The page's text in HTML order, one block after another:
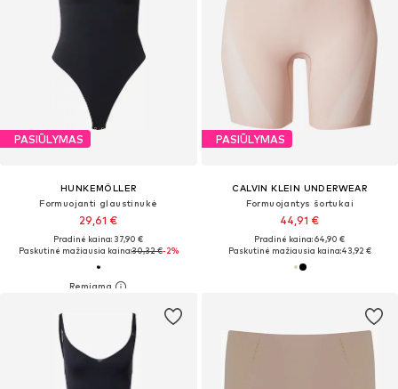
PASIŪLYMAS
HUNKEMÖLLER
Formuojanti glaustinukė
29,61 €
Pradinė kaina: 37,90 €
Paskutinė mažiausia kaina:30,32 €-2%
PASIŪLYMAS
CALVIN KLEIN UNDERWEAR
Formuojantys šortukai
44,91 €
Pradinė kaina: 64,90 €
Paskutinė mažiausia kaina:43,92 €